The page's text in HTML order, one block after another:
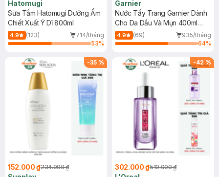
Hatomugi
Sữa Tắm Hatomugi Dưỡng Ẩm
Chiết Xuất Ý Dĩ 800ml
4.9 (123)
714/tháng
53%
Garnier
Nước Tẩy Trang Garnier Dành
Cho Da Dầu Và Mụn 400ml
(Mới)
4.9 (69)
935/tháng
64%
-35 %
152.000 ₫234.000 ₫
-42 %
302.000 ₫519.000 ₫